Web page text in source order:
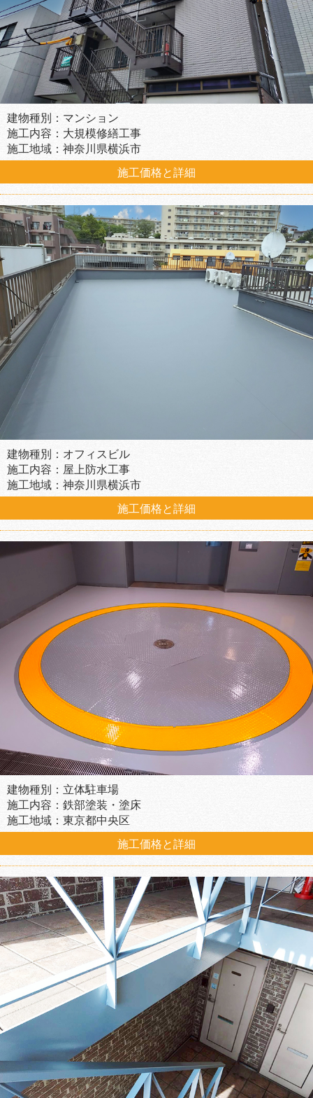
建物種別：マンション
施工内容：大規模修繕工事
施工地域：神奈川県横浜市
施工価格と詳細
建物種別：オフィスビル
施工内容：屋上防水工事
施工地域：神奈川県横浜市
施工価格と詳細
建物種別：立体駐車場
施工内容：鉄部塗装・塗床
施工地域：東京都中央区
施工価格と詳細